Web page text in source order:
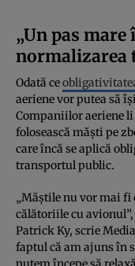
„Un pas
normalizarea
Odată ce
aeriene vor putea să
Companiilor aeriene
folosească măști pe
care încă se aplică
transportul public.
„Măștile nu vor mai
călătoriile cu
Patrick Ky, scrie
faptul că am ajuns în